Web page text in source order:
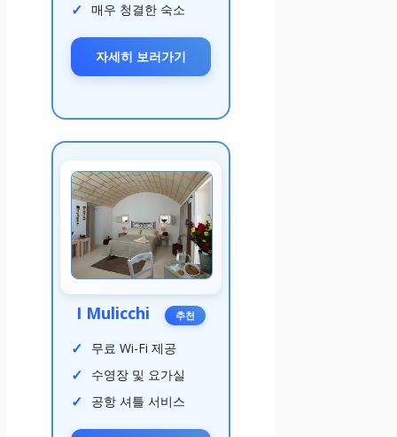
매우 청결한 숙소
자세히 보러가기
I Mulicchi 추천
무료 Wi-Fi 제공
수영장 및 요가실
공항 셔틀 서비스